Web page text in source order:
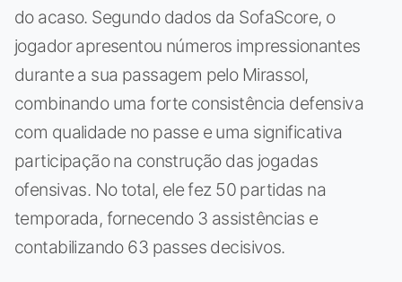
do acaso. Segundo dados da SofaScore, o
jogador apresentou números impressionantes
durante a sua passagem pelo Mirassol,
combinando uma forte consistência defensiva
com qualidade no passe e uma significativa
participação na construção das jogadas
ofensivas. No total, ele fez 50 partidas na
temporada, fornecendo 3 assistências e
contabilizando 63 passes decisivos.